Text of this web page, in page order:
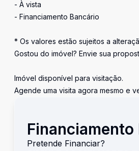
- À vista
- Financiamento Bancário
* Os valores estão sujeitos a
Gostou do imóvel? Envie sua
Imóvel disponível para visitação.
Agende uma visita agora mesmo e
Financiamento
Pretende Financiar?